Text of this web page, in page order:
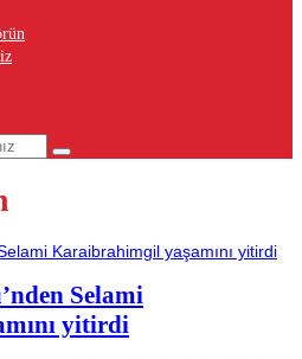
Selami
yitirdi